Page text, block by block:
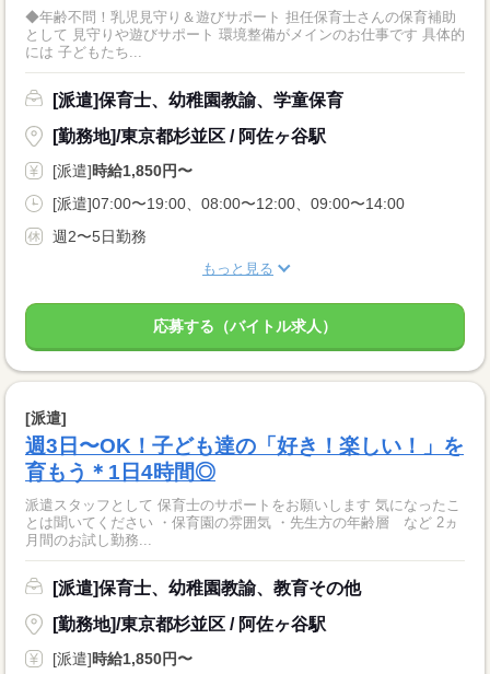
◆年齢不問！乳児見守り＆遊びサポート 担任保育士さんの保育補助
として 見守りや遊びサポート 環境整備がメインのお仕事です 具体的
には 子どもたち...
[派遣]保育士、幼稚園教諭、学童保育
[勤務地]/東京都杉並区 / 阿佐ヶ谷駅
[派遣]時給1,850円〜
[派遣]07:00〜19:00、08:00〜12:00、09:00〜14:00
週2〜5日勤務
もっと見る
応募する（バイトル求人）
[派遣]
週3日〜OK！子ども達の「好き！楽しい！」を
育もう＊1日4時間◎
派遣スタッフとして 保育士のサポートをお願いします 気になったこ
とは聞いてください ・保育園の雰囲気 ・先生方の年齢層 など 2ヵ
月間のお試し勤務...
[派遣]保育士、幼稚園教諭、教育その他
[勤務地]/東京都杉並区 / 阿佐ヶ谷駅
[派遣]時給1,850円〜